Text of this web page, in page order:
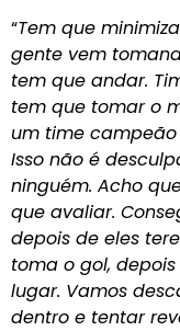
“Tem que
gente vem
tem que andar.
tem que tomar o
um time
Isso não é
ninguém. Acho
que avaliar.
depois de eles
toma o gol,
lugar. Vamos
dentro e tentar